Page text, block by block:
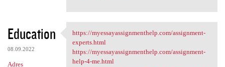
Education
08.09.2022
Adres
https://myessayassignmenthelp
https://myessayassignmenthelp.com/assignment-
experts.html
https://myessayassignmenthelp.com/assignment-
help-4-me.html